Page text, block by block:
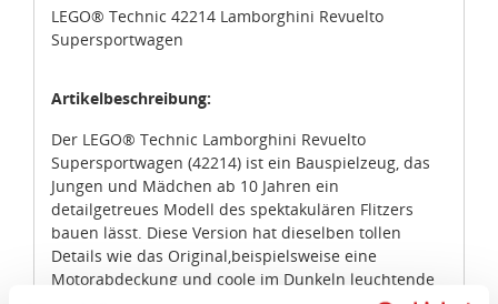
LEGO® Technic 42214 Lamborghini Revuelto
Supersportwagen
Artikelbeschreibung:
Der LEGO® Technic Lamborghini Revuelto
Supersportwagen (42214) ist ein Bauspielzeug, das
Jungen und Mädchen ab 10 Jahren ein
detailgetreues Modell des spektakulären Flitzers
bauen lässt. Diese Version hat dieselben tollen
Details wie das Original,beispielsweise eine
Motorabdeckung und coole im Dunkeln leuchtende